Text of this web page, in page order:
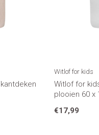
Witlof for kids
Witlof for
plooien 60 x
€17,99